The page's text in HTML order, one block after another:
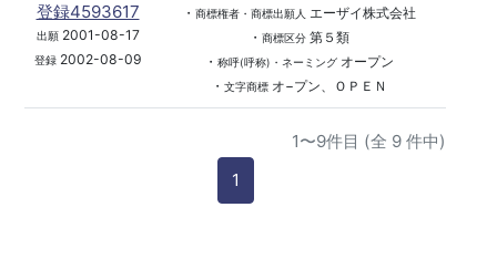
登録4593617
出願2001-08-17
登録2002-08-09
・ 商標権者・商標出願人
エーザイ株式会社
・ 商標区分第５類
・ 称呼(呼称)・ネーミングオープン
・ 文字商標オ−プン、ＯＰＥＮ
1〜9件目 (全 9 件中)
1